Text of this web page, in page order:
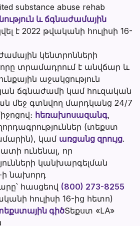
substance abuse rehab
և ճգնաժամային
է 2022 թվականի հուլիսի 16-
կենտրոնների
տրամադրում է անվճար և
աջակցություն
ճգնաժամի կամ հուզական
մեջ գտնվող մարդկանց 24/7
հեռախոսազանգ,
(տեքստ
կամ առցանց զրույց.
ունենալ, որ
կանխարգելման
ի նախորդ
հասցեով (800) 273-8255
հուլիսի 16-ից հետո)
գիծՏեքստ «LA»